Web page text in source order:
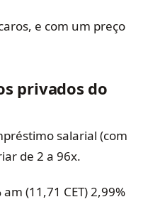
e com um preço
privados do
salarial (com
de 2 a 96x.
(11,71 CET) 2,99%